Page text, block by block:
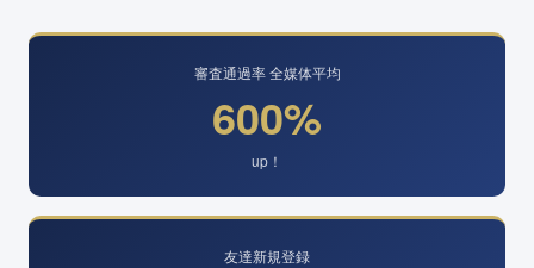
審査通過率 全媒体平均
600%
up！
友達新規登録